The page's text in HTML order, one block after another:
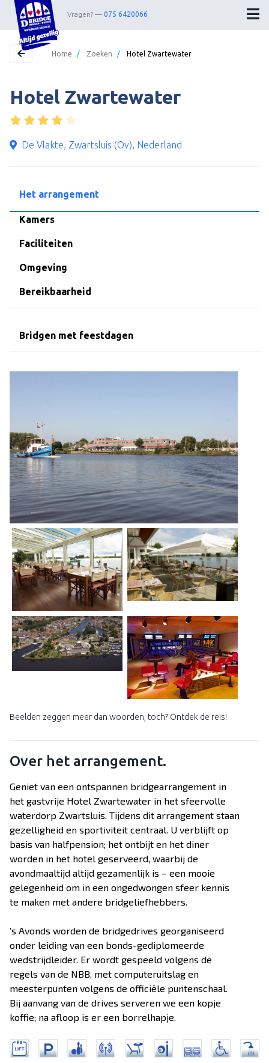
Vragen? 075 6420066
Home
Bestemmingen
Theater
Webshop
Nieuwsbrief
Contact
Wedstrijdleiders
Over Dekker-Bridge
Home / Zoeken / Hotel Zwartewater
Hotel Zwartewater
De Vlakte, Zwartsluis (Ov), Nederland
Het arrangement
Kamers
Faciliteiten
Omgeving
Bereikbaarheid
Bridgen met feestdagen
Beelden zeggen meer dan woorden, toch? Ontdek de reis!
Over het arrangement.
Geniet van een ontspannen bridgearrangement in
het gastvrije Hotel Zwartewater in het sfeervolle
waterdorp Zwartsluis. Tijdens dit arrangement staan
gezelligheid en sportiviteit centraal. U verblijft op
basis van halfpension; het ontbijt en het diner
worden in het hotel geserveerd, waarbij de
avondmaaltijd altijd gezamenlijk is – een mooie
gelegenheid om in een ongedwongen sfeer kennis
te maken met andere bridgeliefhebbers.
’s Avonds worden de bridgedrives georganiseerd
onder leiding van een bonds-gediplomeerde
wedstrijdleider. Er wordt gespeeld volgens de
regels van de NBB, met computeruitslag en
meesterpunten volgens de officiële puntenschaal.
Bij aanvang van de drives serveren we een kopje
koffie; na afloop is er een borrelhapje.